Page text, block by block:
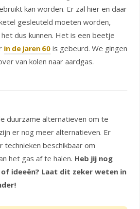
kan worden. Er zal hier en daar
gesleuteld moeten worden,
dus kunnen. Het is een beetje
in de jaren 60is gebeurd. We gingen
van kolen naar aardgas.
duurzame alternatieven om te
er nog meer alternatieven. Er
beschikbaar om
het gas af te halen. Heb jij nog
ideeën? Laat dit zeker weten in